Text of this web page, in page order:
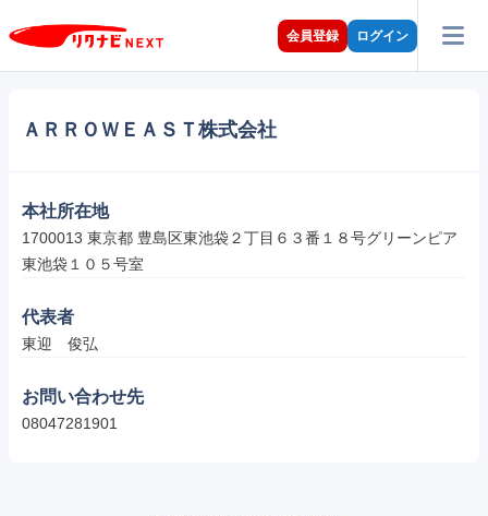
会員登録 ログイン
ＡＲＲＯＷＥＡＳＴ株式会社
本社所在地
1700013 東京都 豊島区東池袋２丁目６３番１８号グリーンピア
東池袋１０５号室
代表者
東迎　俊弘
お問い合わせ先
08047281901